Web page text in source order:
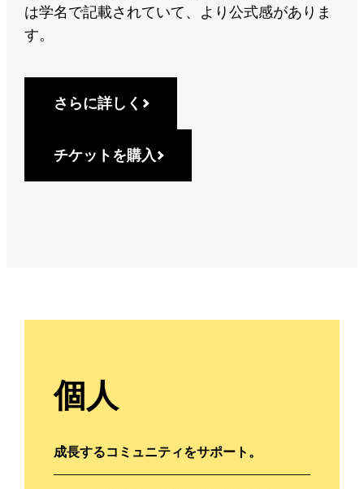
は学名で記載されていて、より公式感がありま
す。
さらに詳しく
チケットを購入
個人
成長するコミュニティをサポート。